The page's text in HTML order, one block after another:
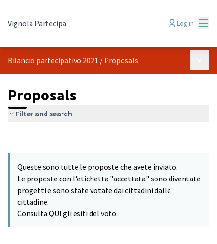
Vignola Partecipa Log in
Bilancio partecipativo 2021 / Proposals
Proposals
Filter and search
Queste sono tutte le proposte che avete inviato.
Le proposte con l'etichetta "accettata" sono diventate
progetti e sono state votate dai cittadini dalle
cittadine.
Consulta QUI gli esiti del voto.